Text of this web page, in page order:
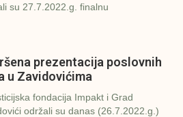
su 27.7.2022.g. finalnu
prezentacija poslovnih
u Zavidovićima
fondacija Impakt i Grad
održali su danas (26.7.2022.g.)